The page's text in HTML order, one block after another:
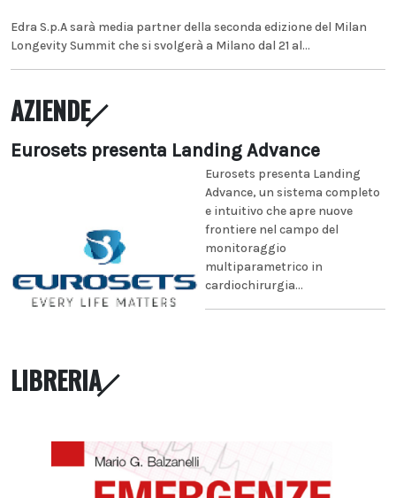
Edra S.p.A sarà media partner della seconda edizione del Milan
Longevity Summit che si svolgerà a Milano dal 21 al...
AZIENDE
Eurosets presenta Landing Advance
Eurosets presenta Landing
Advance, un sistema completo
e intuitivo che apre nuove
frontiere nel campo del
monitoraggio
multiparametrico in
cardiochirurgia...
LIBRERIA